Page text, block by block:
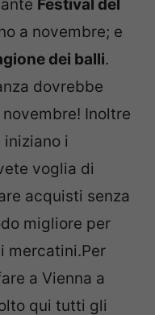
Festival del
a novembre; e
dei balli.
dovrebbe
Inoltre
i
voglia di
acquisti senza
migliore per
mercatini.Per
a Vienna a
qui tutti gli